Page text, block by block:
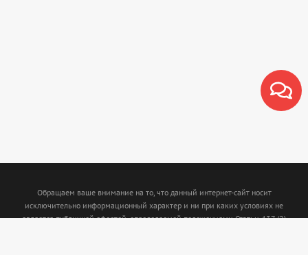
Обращаем ваше внимание на то, что данный интернет-сайт носит
исключительно информационный характер и ни при каких условиях не
является публичной офертой, определяемой положениями Статьи 437 (2)